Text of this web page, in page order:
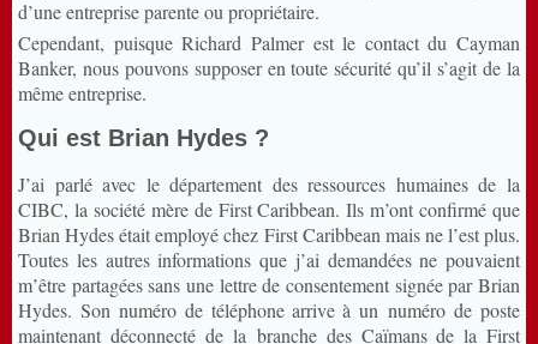
d’une entreprise parente ou propriétaire.
Cependant, puisque Richard Palmer est le contact du Cayman
Banker, nous pouvons supposer en toute sécurité qu’il s’agit de la
même entreprise.
Qui est Brian Hydes ?
J’ai parlé avec le département des ressources humaines de la
CIBC, la société mère de First Caribbean. Ils m’ont confirmé que
Brian Hydes était employé chez First Caribbean mais ne l’est plus.
Toutes les autres informations que j’ai demandées ne pouvaient
m’être partagées sans une lettre de consentement signée par Brian
Hydes. Son numéro de téléphone arrive à un numéro de poste
maintenant déconnecté de la branche des Caïmans de la First